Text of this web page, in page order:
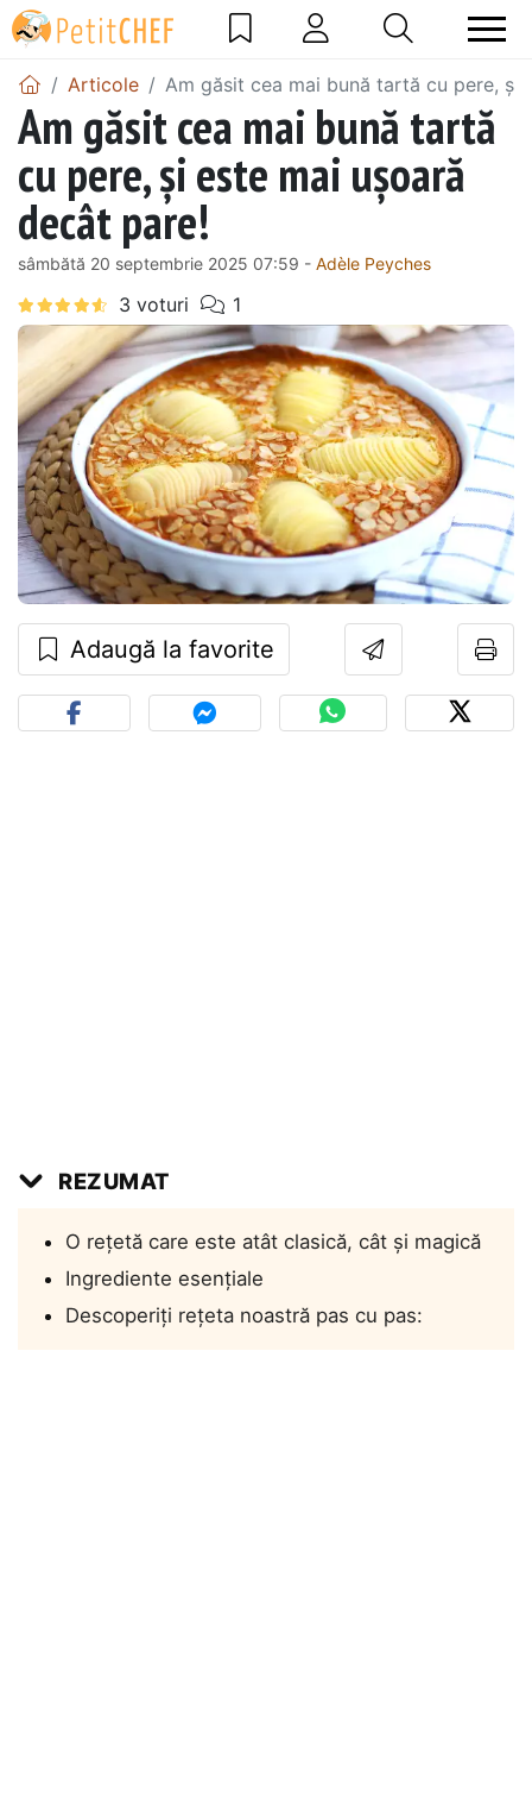
Articole Am găsit cea mai bună tartă cu pere, și
Am găsit cea mai bună tartă
cu pere, și este mai ușoară
decât pare!
sâmbătă 20 septembrie 2025 07:59 - Adèle Peyches
Adaugă la favorite
REZUMAT
O rețetă care este atât clasică, cât și magică
Ingrediente esențiale
Descoperiți rețeta noastră pas cu pas: